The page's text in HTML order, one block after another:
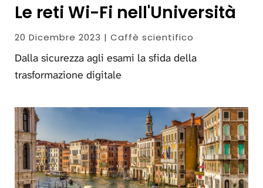
Le reti Wi-Fi nell'Università
20 Dicembre 2023 | Caffè scientifico
Dalla sicurezza agli esami la sfida della
trasformazione digitale